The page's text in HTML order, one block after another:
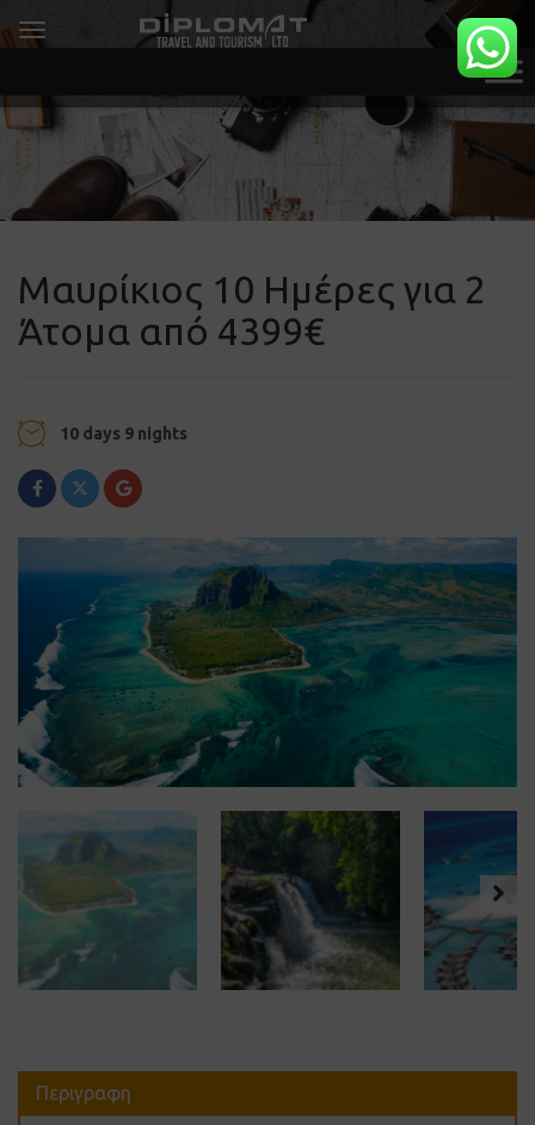
Μαυρίκιος 10 Ημέρες για 2
Άτομα από 4399€
10 days 9 nights
Περιγραφη